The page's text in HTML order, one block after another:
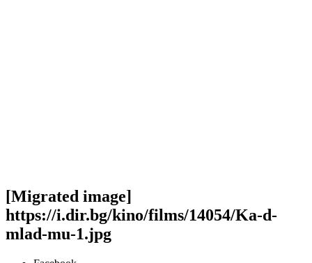
[Migrated image]
https://i.dir.bg/kino/films/14054/Ka-d-
mlad-mu-1.jpg